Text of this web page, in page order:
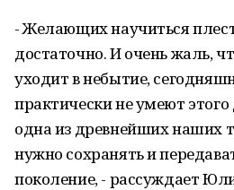
- Желающих научиться
достаточно. И очень жаль,
уходит в небытие,
практически не умеют этого
одна из древнейших наших
нужно сохранять и
поколение, - рассуждает